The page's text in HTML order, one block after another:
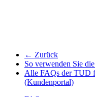
← Zurück
So verwenden Sie
Alle FAQs der TUD
(Kundenportal)